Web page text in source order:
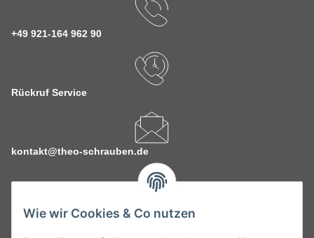
Wie wir Cookies & Co nutzen
+49 921-164 962 90
Rückruf Service
kontakt@theo-schrauben.de